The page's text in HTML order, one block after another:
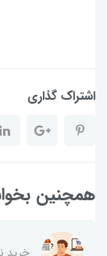
اشتراک گذاری
همچنین